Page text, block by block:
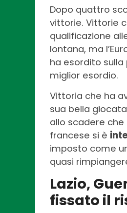
Dopo quattro
vittorie. Vittorie
qualificazione
lontana, ma
ha esordito sulla
miglior esordio.
Vittoria che ha
sua bella
allo scadere che
francese si è
imposto come
quasi
Lazio,
fissato il